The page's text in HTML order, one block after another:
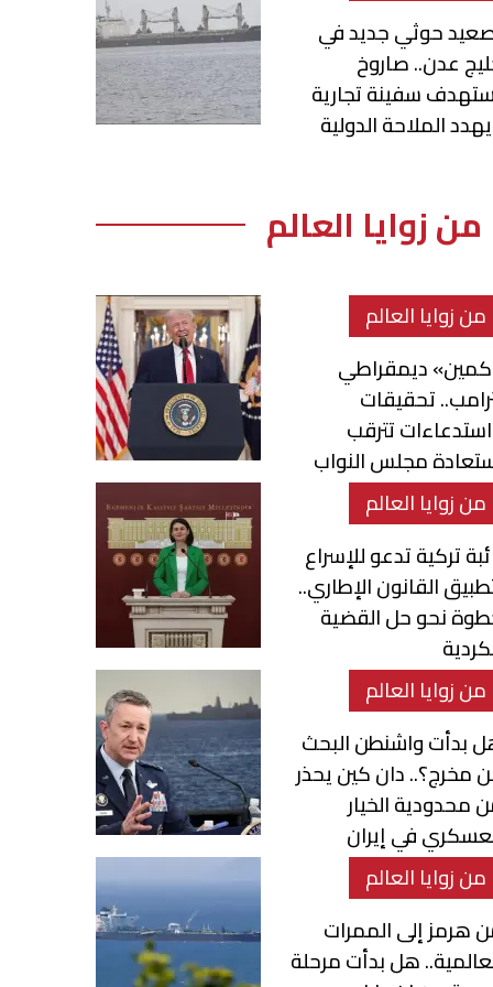
حوثي جديد في
عدن.. صاروخ
سفينة تجارية
الملاحة الدولية
من زوايا العالم
من زوايا العالم
ديمقراطي
تحقيقات
تترقب
مجلس النواب
من زوايا العالم
تركية تدعو للإسراع
القانون الإطاري..
نحو حل القضية
من زوايا العالم
بدأت واشنطن البحث
مخرج؟.. دان كين يحذر
محدودية الخيار
في إيران
من زوايا العالم
هرمز إلى الممرات
هل بدأت مرحلة